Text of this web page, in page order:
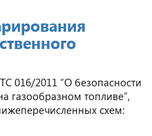
016/2011 “О безопасности
газообразном топливе”,
схем: